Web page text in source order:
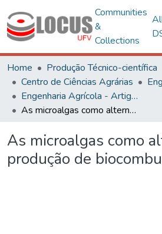
Communities
&
Collections
Home
Produção Técnico-científica
Centro de Ciências Agrárias
Engenharia Agrícola - Artigos
As microalgas como alternativa à produção de biocombustíveis
As microalgas como
produção de